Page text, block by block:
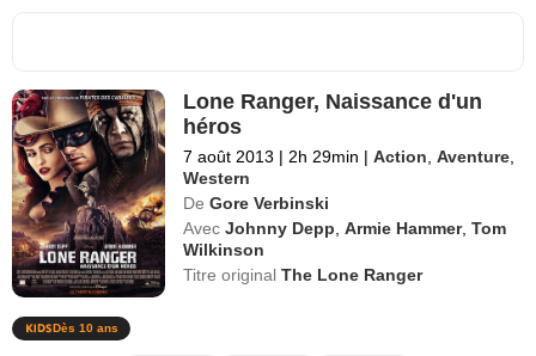
Lone Ranger, Naissance d'un
héros
7 août 2013 | 2h 29min | Action ,Aventure
Western
De Gore Verbinski
Avec Johnny Depp ,Armie Hammer,Tom
Wilkinson
Titre originalThe Lone Ranger
Dès 10 ans